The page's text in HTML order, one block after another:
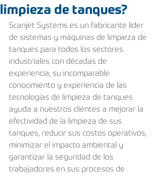
limpieza de tanques?
Scanjet Systems es un fabricante líder
de sistemas y máquinas de limpieza de
tanques para todos los sectores
industriales con décadas de
experiencia, su incomparable
conocimiento y experiencia de las
tecnologías de limpieza de tanques
ayuda a nuestros clientes a mejorar la
efectividad de la limpieza de sus
tanques, reducir sus costos operativos,
minimizar el impacto ambiental y
garantizar la seguridad de los
trabajadores en sus procesos de